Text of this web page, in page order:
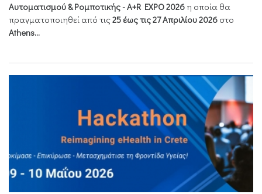
Αυτοματισμού & Ρομποτικής - Α+R EXPO 2026 η οποία θα
πραγματοποιηθεί από τις25 έως τις 27 Απριλίου 2026 στο
Athens...